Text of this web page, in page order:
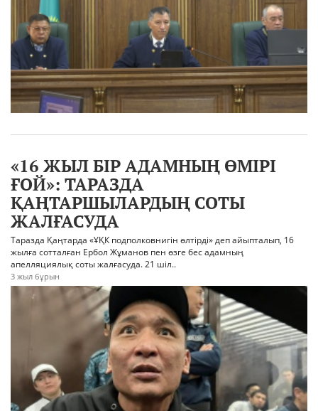
«16 ЖЫЛ БІР АДАМНЫҢ ӨМІРІ
ҒОЙ»: ТАРАЗДА
ҚАҢТАРШЫЛАРДЫҢ СОТЫ
ЖАЛҒАСУДА
Таразда Қаңтарда «ҰҚК подполковнигін өлтірді» деп айыпталып, 16
жылға сотталған Ербол Жұманов пен өзге бес адамның
апелляциялық соты жалғасуда. 21 шіл..
3 жыл бұрын